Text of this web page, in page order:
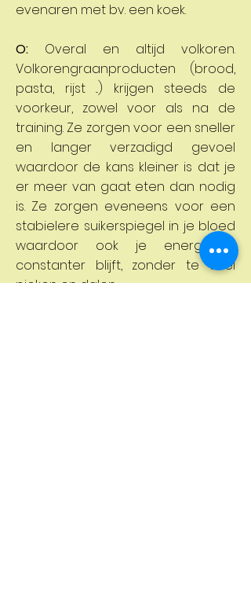
evenaren met bv. een koek.
O: Overal en altijd volkoren.
Volkorengraanproducten (brood,
pasta, rijst ...) krijgen steeds de
voorkeur, zowel voor als na de
training. Ze zorgen voor een sneller
en langer verzadigd gevoel
waardoor de kans kleiner is dat je
er meer van gaat eten dan nodig
is. Ze zorgen eveneens voor een
stabielere suikerspiegel in je bloed
waardoor ook je energiepeil
constanter blijft, zonder te veel
pieken en dalen.